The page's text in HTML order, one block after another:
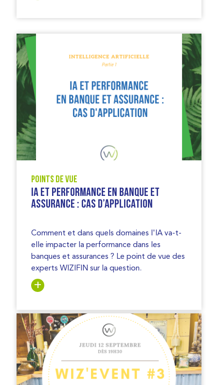
Points de vue
IA et Performance en Banque et
Assurance : Cas d’Application
Comment et dans quels domaines l'IA va-t-
elle impacter la performance dans les
banques et assurances ? Le point de vue des
experts WIZIFIN sur la question.